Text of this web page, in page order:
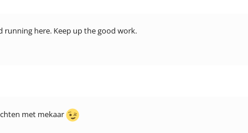
running here. Keep up the good work.
met mekaar